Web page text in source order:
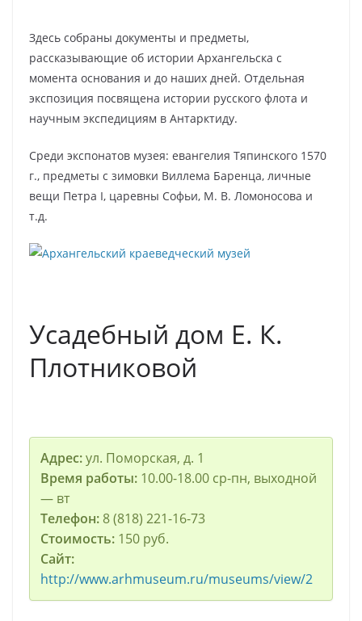
Здесь собраны документы и предметы,
рассказывающие об истории Архангельска с
момента основания и до наших дней. Отдельная
экспозиция посвящена истории русского флота и
научным экспедициям в Антарктиду.
Среди экспонатов музея: евангелия Тяпинского 1570
г., предметы с зимовки Виллема Баренца, личные
вещи Петра I, царевны Софьи, М. В. Ломоносова и
т.д.
Усадебный дом Е. К.
Плотниковой
Адрес:ул. Поморская, д. 1
Время работы:10.00-18.00 ср-пн, выходной
— вт
Телефон:8 (818) 221-16-73
Стоимость:150 руб.
Сайт:
http://www.arhmuseum.ru/museums/view/2